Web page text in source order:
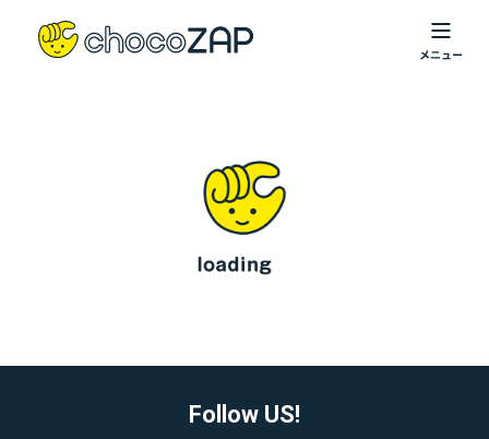
Follow US!